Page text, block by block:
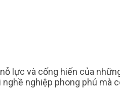
lực và cống hiến của
nghiệp phong phú